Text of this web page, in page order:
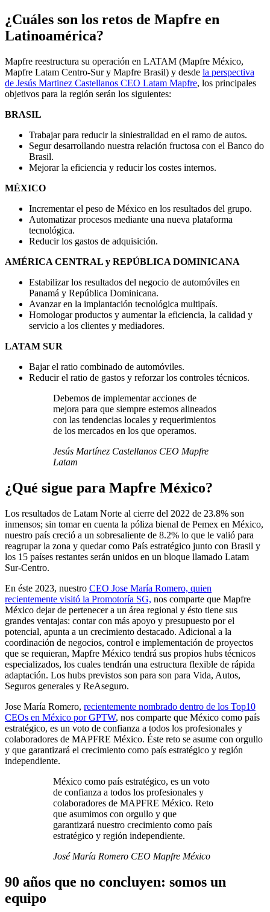
¿Cuáles son los retos de Mapfre en
Latinoamérica?
Mapfre reestructura su operación en LATAM (Mapfre México,
Mapfre Latam Centro-Sur y Mapfre Brasil) y desde la perspectiva
de Jesús Martinez Castellanos CEO Latam Mapfre, los principales
objetivos para la región serán los siguientes:
BRASIL
Trabajar para reducir la siniestralidad en el ramo de autos.
Segur desarrollando nuestra relación fructosa con el Banco do
Brasil.
Mejorar la eficiencia y reducir los costes internos.
MÉXICO
Incrementar el peso de México en los resultados del grupo.
Automatizar procesos mediante una nueva plataforma
tecnológica.
Reducir los gastos de adquisición.
AMÉRICA CENTRAL y REPÚBLICA DOMINICANA
Estabilizar los resultados del negocio de automóviles en
Panamá y República Dominicana.
Avanzar en la implantación tecnológica multipaís.
Homologar productos y aumentar la eficiencia, la calidad y
servicio a los clientes y mediadores.
LATAM SUR
Bajar el ratio combinado de automóviles.
Reducir el ratio de gastos y reforzar los controles técnicos.
Debemos de implementar acciones de
mejora para que siempre estemos alineados
con las tendencias locales y requerimientos
de los mercados en los que operamos.
Jesús Martínez Castellanos CEO Mapfre
Latam
¿Qué sigue para Mapfre México?
Los resultados de Latam Norte al cierre del 2022 de 23.8% son
inmensos; sin tomar en cuenta la póliza bienal de Pemex en México,
nuestro país creció a un sobresaliente de 8.2% lo que le valió para
reagrupar la zona y quedar como País estratégico junto con Brasil y
los 15 países restantes serán unidos en un bloque llamado Latam
Sur-Centro.
En éste 2023, nuestro CEO Jose María Romero, quien
recientemente visitó la Promotoría SG, nos comparte que Mapfre
México dejar de pertenecer a un área regional y ésto tiene sus
grandes ventajas: contar con más apoyo y presupuesto por el
potencial, apunta a un crecimiento destacado. Adicional a la
coordinación de negocios, control e implementación de proyectos
que se requieran, Mapfre México tendrá sus propios hubs técnicos
especializados, los cuales tendrán una estructura flexible de rápida
adaptación. Los hubs previstos son para son para Vida, Autos,
Seguros generales y ReAseguro.
Jose María Romero, recientemente nombrado dentro de los Top10
CEOs en México por GPTW, nos comparte que México como país
estratégico, es un voto de confianza a todos los profesionales y
colaboradores de MAPFRE México. Éste reto se asume con orgullo
y que garantizará el crecimiento como país estratégico y región
independiente.
México como país estratégico, es un voto
de confianza a todos los profesionales y
colaboradores de MAPFRE México. Reto
que asumimos con orgullo y que
garantizará nuestro crecimiento como país
estratégico y región independiente.
José María Romero CEO Mapfre México
90 años que no concluyen: somos un
equipo